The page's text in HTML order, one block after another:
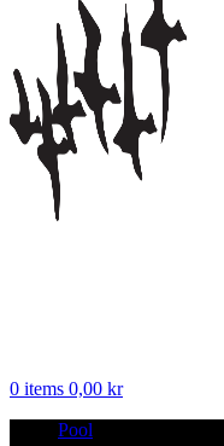
0 items 0,00 kr
Pool